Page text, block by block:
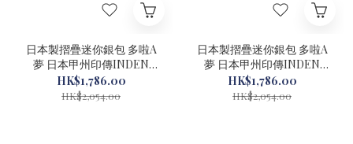
日本製摺疊迷你銀包 多啦A
夢 日本甲州印傳INDEN
JAPAN 黑色 #22928-1
HK$1,786.00
HK$2,054.00
日本製摺疊迷你銀包 多啦A
夢 日本甲州印傳INDEN
JAPAN 灰褐色 #22929-1
HK$1,786.00
HK$2,054.00